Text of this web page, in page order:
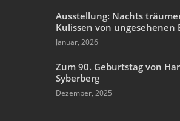
Ausstellung: Nachts
Kulissen von ungesehenen
Januar, 2026
Zum 90. Geburtstag von
Syberberg
Dezember, 2025